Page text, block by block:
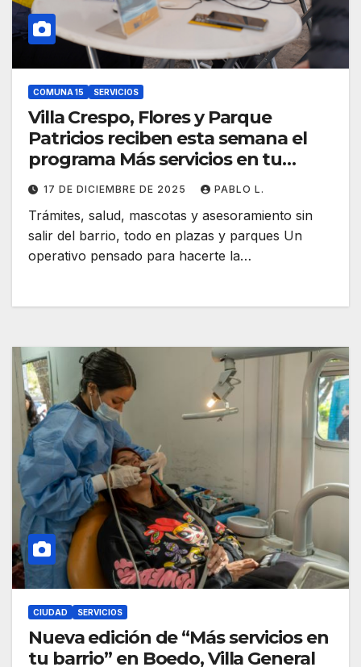
COMUNA 15 SERVICIOS
Villa Crespo, Flores y Parque
Patricios reciben esta semana el
programa Más servicios en tu
barrio
17 DE DICIEMBRE DE 2025 PABLO L.
Trámites, salud, mascotas y asesoramiento sin
salir del barrio, todo en plazas y parques Un
operativo pensado para hacerte la…
CIUDAD SERVICIOS
Nueva edición de “Más servicios en
tu barrio” en Boedo, Villa General